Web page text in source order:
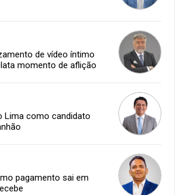
de vídeo íntimo
momento de aflição
Lima como candidato
pagamento sai em